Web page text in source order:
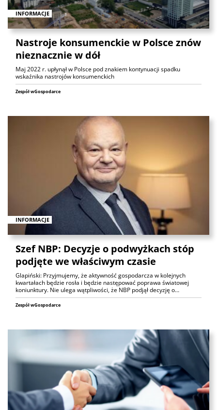
INFORMACJE
Nastroje konsumenckie w Polsce znów
nieznacznie w dół
Maj 2022 r. upłynął w Polsce pod znakiem kontynuacji spadku
wskaźnika nastrojów konsumenckich
Zespół wGospodarce
INFORMACJE
Szef NBP: Decyzje o podwyżkach stóp
podjęte we właściwym czasie
Glapiński: Przyjmujemy, że aktywność gospodarcza w kolejnych
kwartałach będzie rosła i będzie następować poprawa światowej
koniunktury. Nie ulega wątpliwości, że NBP podjął decyzję o…
Zespół wGospodarce